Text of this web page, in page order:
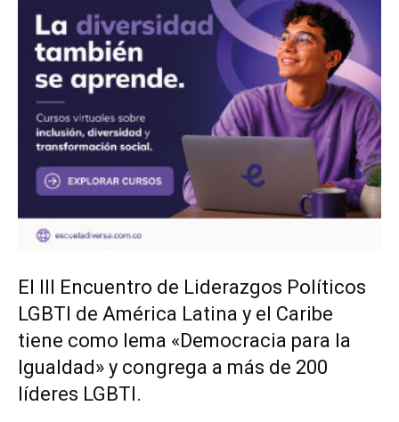
El III Encuentro de Liderazgos Políticos
LGBTI de América Latina y el Caribe
tiene como lema «Democracia para la
Igualdad» y congrega a más de 200
líderes LGBTI.